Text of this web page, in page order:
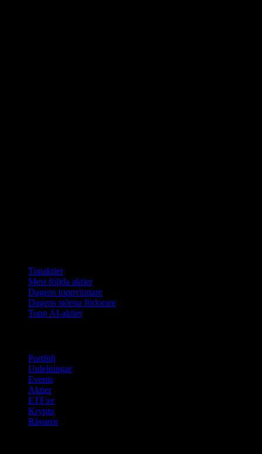
Topaktier
Mest följda aktier
Dagens toppvinnare
Dagens största förlorare
Topp AI-aktier
Portfölj
Utdelningar
Events
Aktier
ETF:er
Krypto
Råvaror